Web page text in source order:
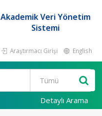
Akademik Veri Yönetim
Sistemi
Araştırmacı Girişi English
Detaylı Arama